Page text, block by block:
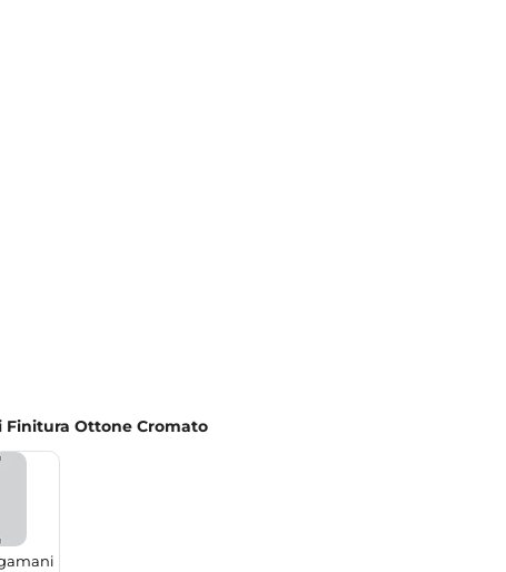
Ottone Cromato